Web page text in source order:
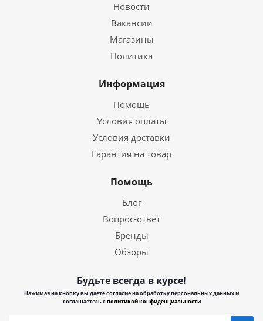
Новости
Вакансии
Магазины
Политика
Информация
Помощь
Условия оплаты
Условия доставки
Гарантия на товар
Помощь
Блог
Вопрос-ответ
Бренды
Обзоры
Будьте всегда в курсе!
Нажимая на кнопку вы даете согласие на обработку персональных данных и
соглашаетесь сполитикой конфиденциальности